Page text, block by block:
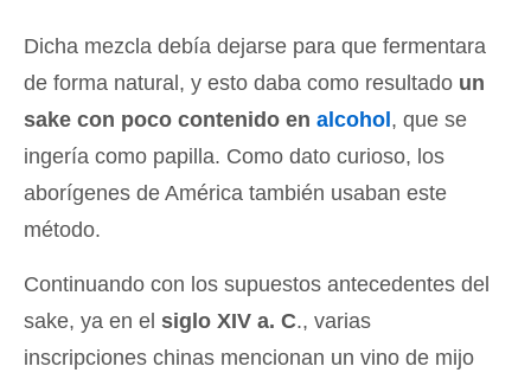
Dicha mezcla debía dejarse para que fermentara
de forma natural, y esto daba como resultado un
sake con poco contenido en alcohol , que se
ingería como papilla. Como dato curioso, los
aborígenes de América también usaban este
método.
Continuando con los supuestos antecedentes del
sake, ya en el siglo XIV a. C., varias
inscripciones chinas mencionan un vino de mijo